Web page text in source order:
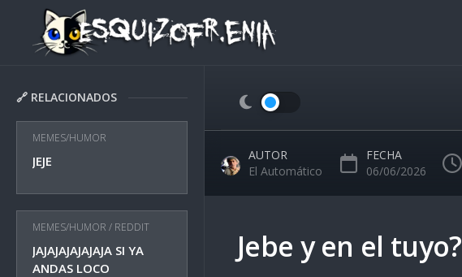
content
🔗 RELACIONADOS
MEMES/HUMOR
JEJE
MEMES/HUMOR / REDDIT
JAJAJAJAJAJAJA SI YA
ANDAS LOCO
AUTOR
El Automático
FECHA
06/06/2026
Jebe y en el tuyo?